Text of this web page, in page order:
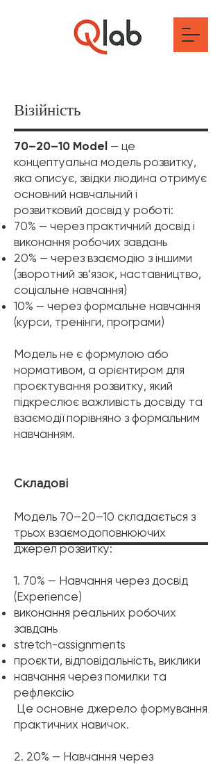
Візійність
70–20–10 Model — це
концептуальна модель розвитку,
яка описує, звідки людина отримує
основний навчальний і
розвитковий досвід у роботі:
70% — через практичний досвід і
виконання робочих завдань
20% — через взаємодію з іншими
(зворотний зв’язок, наставництво,
соціальне навчання)
10% — через формальне навчання
(курси, тренінги, програми)
Модель не є формулою або
нормативом, а орієнтиром для
проєктування розвитку, який
підкреслює важливість досвіду та
взаємодії порівняно з формальним
навчанням.
Складові
Модель 70–20–10 складається з
трьох взаємодоповнюючих
джерел розвитку:
1. 70% — Навчання через досвід
(Experience)
виконання реальних робочих
завдань
stretch-assignments
проєкти, відповідальність, виклики
навчання через помилки та
рефлексію
Це основне джерело формування
практичних навичок.
2. 20% — Навчання через